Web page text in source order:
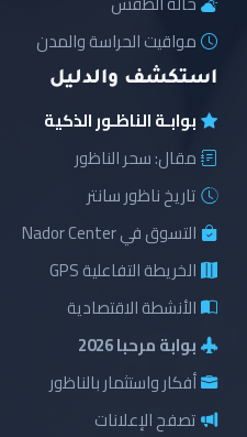
مواقيت الحراسة والمدن
استكشف والدليل
بوابـة الناظـور الذكية
مقال: سحر الناظور
تاريخ ناظور سانتر
التسوق في Nador Center
الخريطة التفاعلية GPS
الأنشطة الاقتصادية
بوابة مرحبا 2026
أفكار واستثمار بالناظور
تصفح الإعلانات